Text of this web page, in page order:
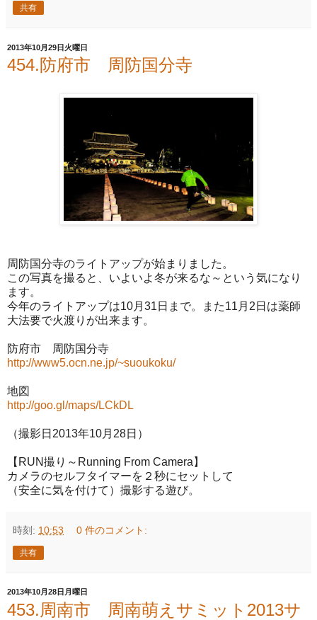
共有
2013年10月29日火曜日
454.防府市 周防国分寺
周防国分寺のライトアップが始まりました。
この写真を撮ると、いよいよ冬が来るな～という気になり
ます。
今年のライトアップは10月31日まで。また11月2日は薬師
大法要で火渡りが出来ます。
防府市 周防国分寺
http://www5.ocn.ne.jp/~suoukoku/
地図
http://goo.gl/maps/LCkDL
（撮影日2013年10月28日）
【RUN撮り～Running From Camera】
カメラのセルフタイマーを２秒にセットして
（安全に気を付けて）撮影する遊び。
時刻: 10:53 0 件のコメント:
共有
2013年10月28日月曜日
453.周南市 周南萌えサミット2013サ